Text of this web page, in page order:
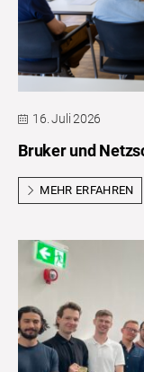
16. Juli 2026
Bruker und
MEHR ERFAHREN